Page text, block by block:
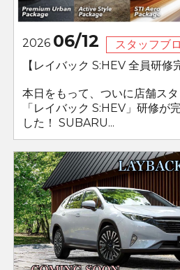
2026 06/12
スタッフブ
【レイバック S:HEV 全員研修
本日をもって、ついに店舗ス
「レイバック S:HEV」研修が
した！ SUBARU...